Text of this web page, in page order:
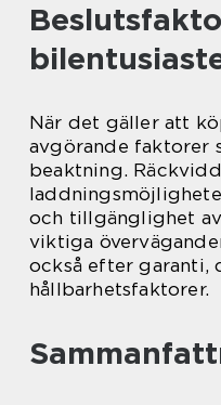
När det gäller att
avgörande faktorer
beaktning.
och tillgänglighet
viktiga
också efter garanti,
hållbarhetsfaktorer.